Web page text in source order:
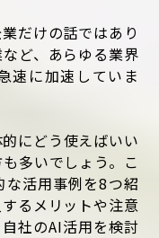
だけの話ではあり
ど、あらゆる業界
速に加速していま
にどう使えばいい
多いでしょう。こ
活用事例を8つ紹
るメリットや注意
社のAI活用を検討